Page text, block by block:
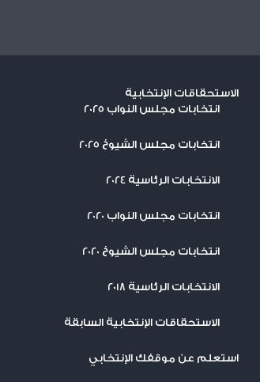
الاستحقاقات الإنتخابية
انتخابات مجلس النواب 2025
انتخابات مجلس الشيوخ 2025
الانتخابات الرئاسية 2024
انتخابات مجلس النواب 2020
انتخابات مجلس الشيوخ 2020
الانتخابات الرئاسية 2018
الاستحقاقات الإنتخابية السابقة
استعلم عن موقفك الإنتخابي